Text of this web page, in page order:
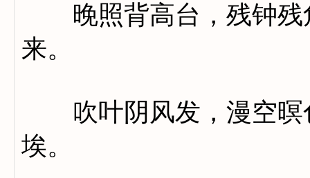
晚照背高台，残钟残
来。
吹叶阴风发，漫空暝
埃。